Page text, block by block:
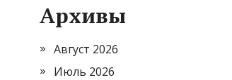
Архивы
Август 2026
Июль 2026